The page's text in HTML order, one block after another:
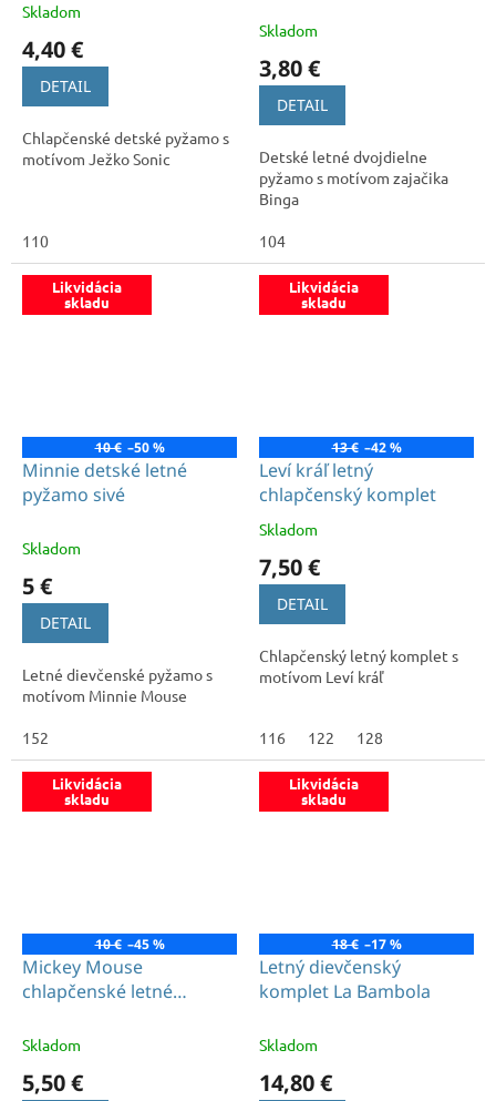
Priemerné
produktu
5,0
5
hviezdičiek.
Skladom
4,40 €
DETAIL
Chlapčenské detské pyžamo s
motívom Ježko Sonic
110
Skladom
3,80 €
DETAIL
Detské letné dvojdielne
pyžamo s motívom zajačika
Binga
104
Likvidácia
skladu
10 € –50 %
Minnie detské letné
pyžamo sivé
Skladom
5 €
DETAIL
Letné dievčenské pyžamo s
motívom Minnie Mouse
152
Likvidácia
skladu
13 € –42 %
Leví kráľ letný
chlapčenský komplet
Priemerné
produktu
5,0
5
hviezdičiek.
Skladom
7,50 €
DETAIL
Chlapčenský letný komplet s
motívom Leví kráľ
116 122 128
Likvidácia
skladu
10 € –45 %
Mickey Mouse
chlapčenské letné
Skladom
5,50 €
Likvidácia
skladu
18 € –17 %
Letný dievčenský
komplet La Bambola
Skladom
14,80 €